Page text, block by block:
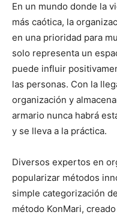
En un mundo donde la
más caótica, la
en una prioridad para
solo representa un
puede influir
las personas. Con la
organización y
armario nunca habrá
y se lleva a la práctica.
Diversos expertos en
popularizar métodos
simple categorización
método KonMari,